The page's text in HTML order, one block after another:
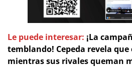
Le puede interesar: ¡La
temblando! Cepeda revela
mientras sus rivales queman